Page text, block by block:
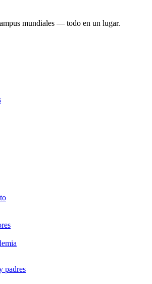
mundiales — todo en un lugar.
padres